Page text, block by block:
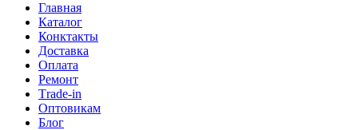
Главная
Каталог
Конктакты
Доставка
Оплата
Ремонт
Тrade-in
Оптовикам
Блог